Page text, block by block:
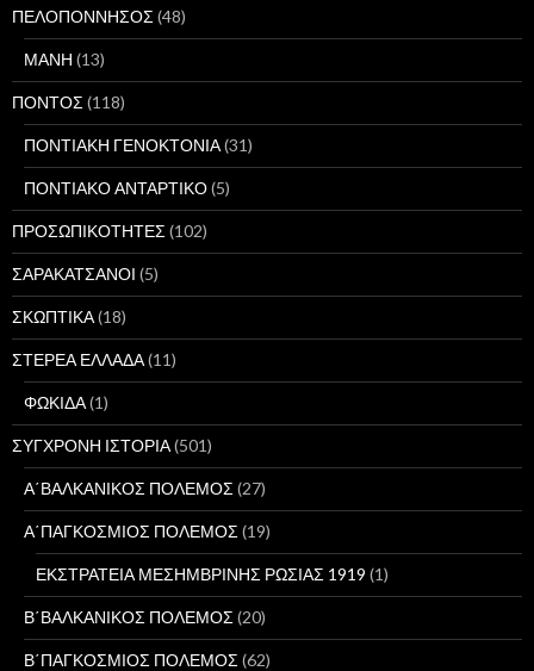
ΠΕΛΟΠΟΝΝΗΣΟΣ (48)
ΜΑΝΗ (13)
ΠΟΝΤΟΣ (118)
ΠΟΝΤΙΑΚΗ ΓΕΝΟΚΤΟΝΙΑ(31)
ΠΟΝΤΙΑΚΟ ΑΝΤΑΡΤΙΚΟ(5)
ΠΡΟΣΩΠΙΚΟΤΗΤΕΣ (102)
ΣΑΡΑΚΑΤΣΑΝΟΙ (5)
ΣΚΩΠΤΙΚΑ(18)
ΣΤΕΡΕΑ ΕΛΛΑΔΑ(11)
ΦΩΚΙΔΑ(1)
ΣΥΓΧΡΟΝΗ ΙΣΤΟΡΙΑ(501)
Α΄ΒΑΛΚΑΝΙΚΟΣ ΠΟΛΕΜΟΣ (27)
Α΄ΠΑΓΚΟΣΜΙΟΣ ΠΟΛΕΜΟΣ (19)
ΕΚΣΤΡΑΤΕΙΑ ΜΕΣΗΜΒΡΙΝΗΣ ΡΩΣΙΑΣ 1919 (1)
Β΄ΒΑΛΚΑΝΙΚΟΣ ΠΟΛΕΜΟΣ (20)
Β΄ΠΑΓΚΟΣΜΙΟΣ ΠΟΛΕΜΟΣ (62)